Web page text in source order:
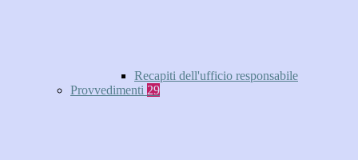
Recapiti dell'ufficio responsabile
Provvedimenti 29